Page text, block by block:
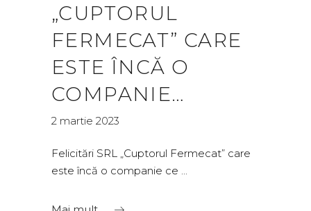
„CUPTORUL
FERMECAT” CARE
ESTE ÎNCĂ O
COMPANIE…
2 martie 2023
Felicitări SRL „Cuptorul Fermecat” care
este încă o companie ce